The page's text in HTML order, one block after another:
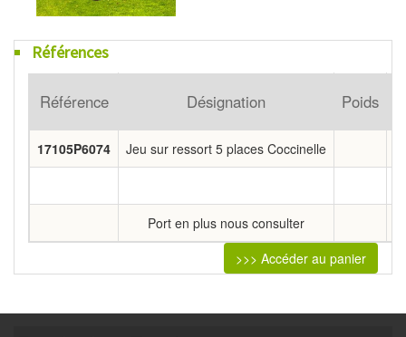
Références
Référence Désignation Poids
17105P6074 Jeu sur ressort 5 places Coccinelle
Port en plus nous consulter
>>> Accéder au panier